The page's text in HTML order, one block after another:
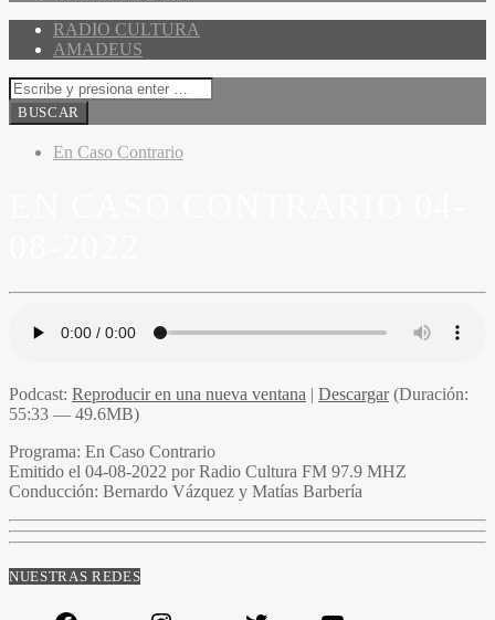
RADIO CULTURA
AMADEUS
En Caso Contrario
Podcast: Reproducir en una nueva ventana | Descargar(Duración:
55:33 — 49.6MB)
Programa: En Caso Contrario
Emitido el 04-08-2022 por Radio Cultura FM 97.9 MHZ
Conducción: Bernardo Vázquez y Matías Barbería
NUESTRAS REDES